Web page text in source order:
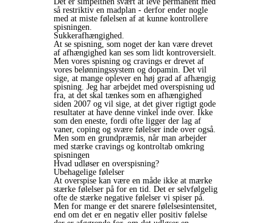
så restriktiv en madplan - derfor ender nogle
med at miste følelsen af at kunne kontrollere
spisningen.
Sukkerafhængighed.
At se spisning, som noget der kan være drevet
af afhængighed kan ses som lidt kontroversielt.
Men vores spisning og cravings er drevet af
vores belønningssystem og dopamin. Det vil
sige, at mange oplever en høj grad af afhængig
spisning. Jeg har arbejdet med overspisning ud
fra, at det skal tænkes som en afhængighed
siden 2007 og vil sige, at det giver rigtigt gode
resultater at have denne vinkel inde over. Ikke
som den eneste, fordi ofte ligger der lag af
vaner, coping og svære følelser inde over også.
Men som en grundpræmis, når man arbejder
med stærke cravings og kontroltab omkring
spisningen
Hvad udløser en overspisning?
Ubehagelige følelser
At overspise kan være en måde ikke at mærke
stærke følelser på for en tid. Det er selvfølgelig
ofte de stærke negative følelser vi spiser på.
Men for mange er det snarere følelsesintensitet,
end om det er en negativ eller positiv følelse